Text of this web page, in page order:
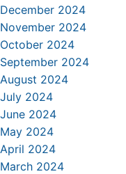
December 2024
November 2024
October 2024
September 2024
August 2024
July 2024
June 2024
May 2024
April 2024
March 2024